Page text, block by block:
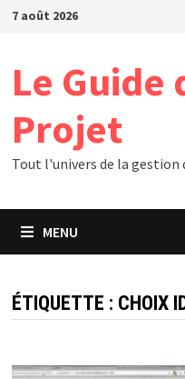
Passer
7 août 2026
Le Guide
Projet
Tout l'univers de la
MENU
ÉTIQUETTE : CHOIX